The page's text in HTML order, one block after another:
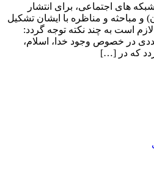
های اجتماعی، برای انتشار
و مباحثه و مناظره با ایشان تشکیل
است به چند نکته توجه گردد:
در خصوص وجود خدا، اسلام،
که در […]